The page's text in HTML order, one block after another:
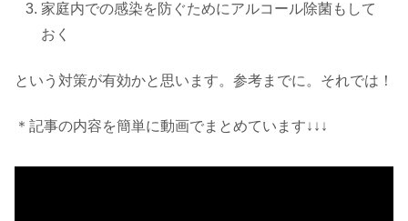
家庭内での感染を防ぐためにアルコール除菌もして
おく
という対策が有効かと思います。参考までに。それでは！
＊記事の内容を簡単に動画でまとめています↓↓↓